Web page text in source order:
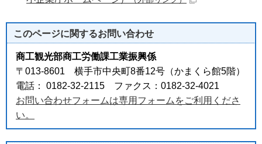
このページに関するお問い合わせ
商工観光部商工労働課工業振興係
〒013-8601 横手市中央町8番12号（かまくら館5階）
電話： 0182-32-2115 ファクス：0182-32-4021
お問い合わせフォームは専用フォームをご利用くださ
い。